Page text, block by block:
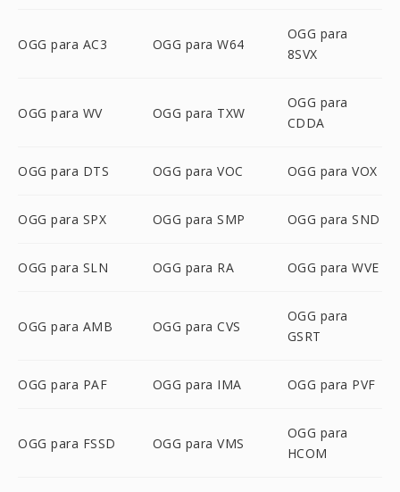
OGG para AC3 OGG para W64
OGG para
8SVX
OGG para WV OGG para TXW
OGG para
CDDA
OGG para DTS OGG para VOC OGG para VOX
OGG para SPX OGG para SMP OGG para SND
OGG para SLN OGG para RA OGG para WVE
OGG para AMB OGG para CVS
OGG para
GSRT
OGG para PAF OGG para IMA OGG para PVF
OGG para FSSD OGG para VMS
OGG para
HCOM